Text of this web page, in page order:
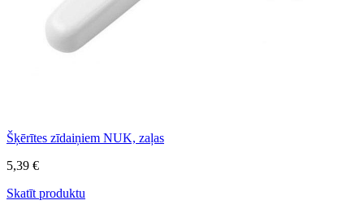
Šķērītes zīdaiņiem NUK, zaļas
5,39 €
Skatīt produktu